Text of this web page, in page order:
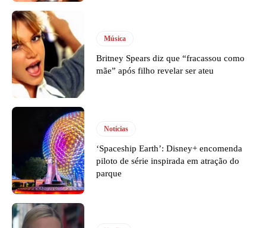
Música
Britney Spears diz que “fracassou como
mãe” após filho revelar ser ateu
Notícias
‘Spaceship Earth’: Disney+ encomenda
piloto de série inspirada em atração do
parque